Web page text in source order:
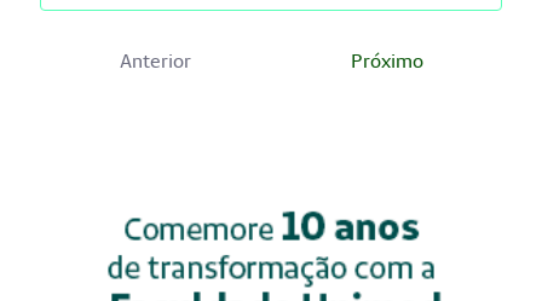
Anterior Próximo